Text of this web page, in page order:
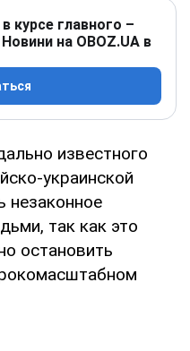
курсе главного –
на OBOZ.UA в
известного
украинской
незаконное
так как это
остановить